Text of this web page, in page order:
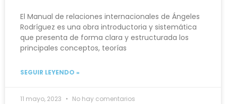
El Manual de relaciones internacionales de Ángeles
Rodríguez es una obra introductoria y sistemática
que presenta de forma clara y estructurada los
principales conceptos, teorías
SEGUIR LEYENDO »
11 mayo, 2023 No hay comentarios